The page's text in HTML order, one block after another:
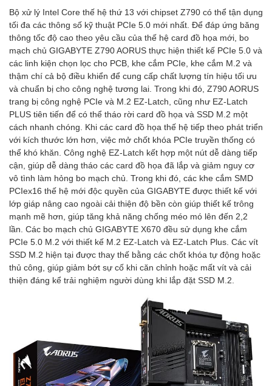
Bộ xử lý Intel Core thế hệ thứ 13 với chipset Z790 có thể tận dụng
tối đa các thông số kỹ thuật PCIe 5.0 mới nhất. Để đáp ứng băng
thông tốc độ cao theo yêu cầu của thế hệ card đồ họa mới, bo
mạch chủ GIGABYTE Z790 AORUS thực hiện thiết kế PCIe 5.0 và
các linh kiện chọn lọc cho PCB, khe cắm PCIe, khe cắm M.2 và
thậm chí cả bộ điều khiển để cung cấp chất lượng tín hiệu tối ưu
và chuẩn bị cho công nghệ tương lai. Trong khi đó, Z790 AORUS
trang bị công nghệ PCIe và M.2 EZ-Latch, cũng như EZ-Latch
PLUS tiên tiến để có thể tháo rời card đồ họa và SSD M.2 một
cách nhanh chóng. Khi các card đồ họa thế hệ tiếp theo phát triển
với kích thước lớn hơn, việc mở chốt khóa PCIe truyền thống có
thể khó khăn. Công nghệ EZ-Latch kết hợp một nút dễ dàng tiếp
cận, giúp dễ dàng tháo các card đồ họa đã lắp và giảm nguy cơ
vô tình làm hỏng bo mạch chủ. Trong khi đó, các khe cắm SMD
PCIex16 thế hệ mới độc quyền của GIGABYTE được thiết kế với
lớp giáp nâng cao ngoài cải thiện độ bền còn giúp thiết kế trông
mạnh mẽ hơn, giúp tăng khả năng chống méo mó lên đến 2,2
lần. Các bo mạch chủ GIGABYTE X670 đều sử dụng khe cắm
PCIe 5.0 M.2 với thiết kế M.2 EZ-Latch và EZ-Latch Plus. Các vít
SSD M.2 hiện tại được thay thế bằng các chốt khóa tự động hoặc
thủ công, giúp giảm bớt sự cố khi căn chỉnh hoặc mất vít và cải
thiện đáng kể trải nghiệm người dùng khi lắp đặt SSD M.2.